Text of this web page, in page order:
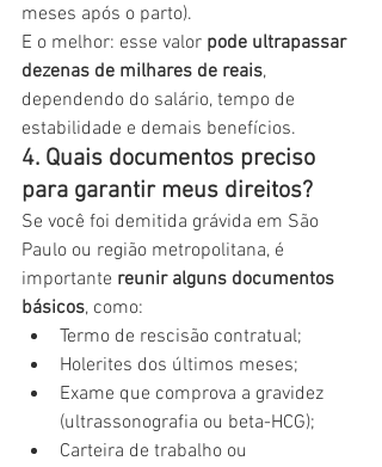
meses após o parto).
E o melhor: esse valor pode ultrapassar
dezenas de milhares de reais,
dependendo do salário, tempo de
estabilidade e demais benefícios.
4. Quais documentos preciso
para garantir meus direitos?
Se você foi demitida grávida em São
Paulo ou região metropolitana, é
importante reunir alguns documentos
básicos, como:
Termo de rescisão contratual;
Holerites dos últimos meses;
Exame que comprova a gravidez
(ultrassonografia ou beta-HCG);
Carteira de trabalho ou